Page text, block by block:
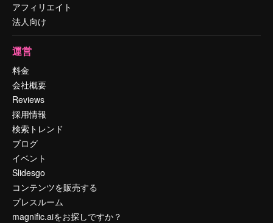
アフィリエイト
法人向け
運営
料金
会社概要
Reviews
採用情報
検索トレンド
ブログ
イベント
Slidesgo
コンテンツを販売する
プレスルーム
magnific.aiをお探しですか？